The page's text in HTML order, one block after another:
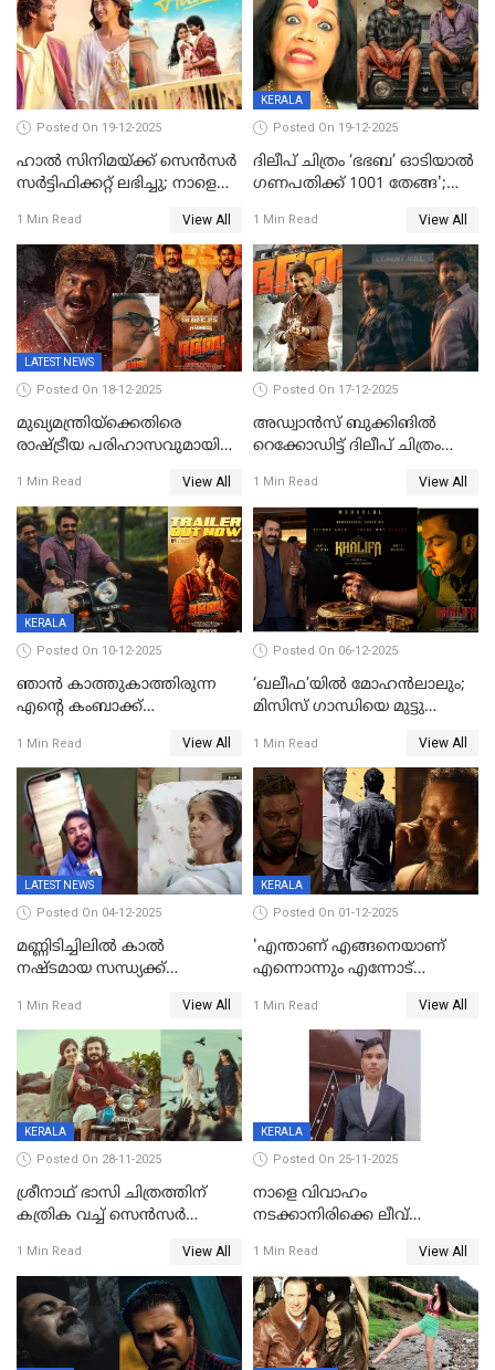
Posted On 19-12-2025
ഹാല്‍ സിനിമയ്ക്ക് സെന്‍സര്‍
സര്‍ട്ടിഫിക്കറ്റ് ലഭിച്ചു; നാളെ
1 Min Read View All
KERALA
Posted On 19-12-2025
ദിലീപ് ചിത്രം ‘ഭഭബ’ ഓടിയാൽ
ഗണപതിക്ക് 1001 തേങ്ങ';
1 Min Read View All
LATEST NEWS
Posted On 18-12-2025
മുഖ്യമന്ത്രിയ്ക്കെതിരെ
രാഷ്ട്രീയ പരിഹാസവുമായി
1 Min Read View All
Posted On 17-12-2025
അഡ്വാൻസ് ബുക്കിങിൽ
റെക്കോഡിട്ട് ദിലീപ് ചിത്രം
റെക്കോർഡ് വിൽപ്പന;
മണിക്കൂറില്‍ വിറ്റത്
1000ത്തിന് മുകളിൽ ടിക്കറ്റ്
1 Min Read View All
KERALA
Posted On 10-12-2025
ഞാന്‍ കാത്തുകാത്തിരുന്ന
എന്റെ കംബാക്ക്
പുറത്ത്
1 Min Read View All
Posted On 06-12-2025
‘ഖലീഫ’യിൽ മോഹൻലാലും;
മിസിസ് ഗാന്ധിയെ മുട്ടു
അഹമ്മദ് അലിയായെത്തും
1 Min Read View All
LATEST NEWS
Posted On 04-12-2025
മണ്ണിടിച്ചിലിൽ കാല്‍
നഷ്ടമായ സന്ധ്യക്ക്
വീഡിയോകോൾ;
കൃത്രിമക്കാല്‍ നല്‍കാമെന്ന്
താരം, വീട്
നിര്‍മിക്കുന്നതിനുള്ള
ഇടപെടലും നടത്തും
1 Min Read View All
KERALA
Posted On 01-12-2025
'എന്താണ് എങ്ങനെയാണ്
എന്നൊന്നും എന്നോട്
താനുമുണ്ടെന്ന് വിനായകൻ
1 Min Read View All
KERALA
Posted On 28-11-2025
ശ്രീനാഥ് ഭാസി ചിത്രത്തിന്
കത്രിക വച്ച് സെൻസർ
മാറ്റണം';പൊങ്കാല റിലീസ് മാറ്റി
1 Min Read View All
KERALA
Posted On 25-11-2025
നാളെ വിവാഹം
നടക്കാനിരിക്കെ ലീവ്
സൂപ്പർവൈസർ
ജീവനൊടുക്കി
1 Min Read View All